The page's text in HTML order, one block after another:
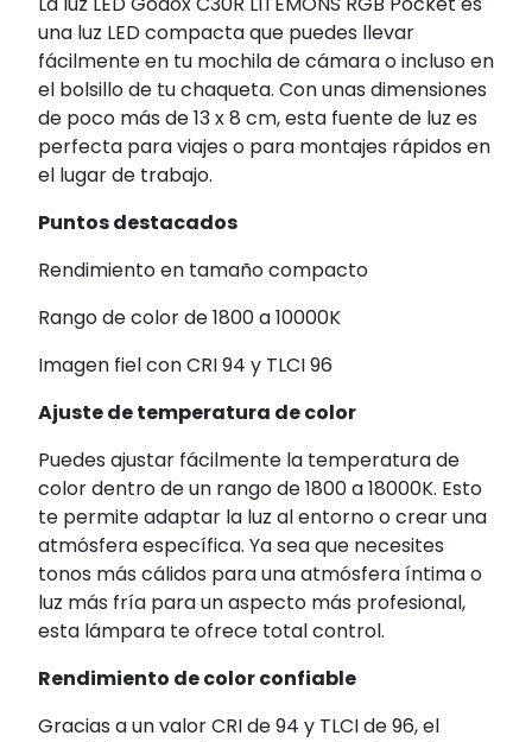
una luz LED compacta que puedes llevar
fácilmente en tu mochila de cámara o incluso en
el bolsillo de tu chaqueta. Con unas dimensiones
de poco más de 13 x 8 cm, esta fuente de luz es
perfecta para viajes o para montajes rápidos en
el lugar de trabajo.
Puntos destacados
Rendimiento en tamaño compacto
Rango de color de 1800 a 10000K
Imagen fiel con CRI 94 y TLCI 96
Ajuste de temperatura de color
Puedes ajustar fácilmente la temperatura de
color dentro de un rango de 1800 a 18000K. Esto
te permite adaptar la luz al entorno o crear una
atmósfera específica. Ya sea que necesites
tonos más cálidos para una atmósfera íntima o
luz más fría para un aspecto más profesional,
esta lámpara te ofrece total control.
Rendimiento de color confiable
Gracias a un valor CRI de 94 y TLCI de 96, el